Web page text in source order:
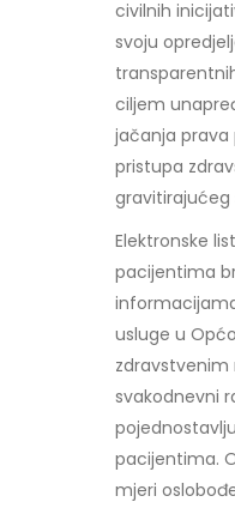
civilnih
svoju
ciljem
jačanja prava
pristupa
Elektronske
pacijentima
usluge u
zdravstvenim
svakodnevni
pacijentima.
mjeri